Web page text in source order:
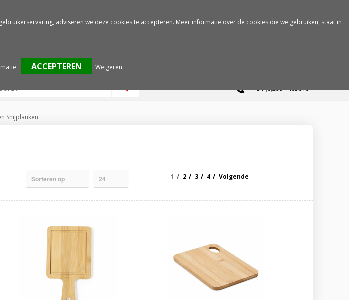
+31 (0)299 - 463610
Snijplanken
1 2 3 4 Volgende
adviseren we deze cookies te accepteren. Meer informatie over de cookies die we gebruiken, staat in
. Weigeren